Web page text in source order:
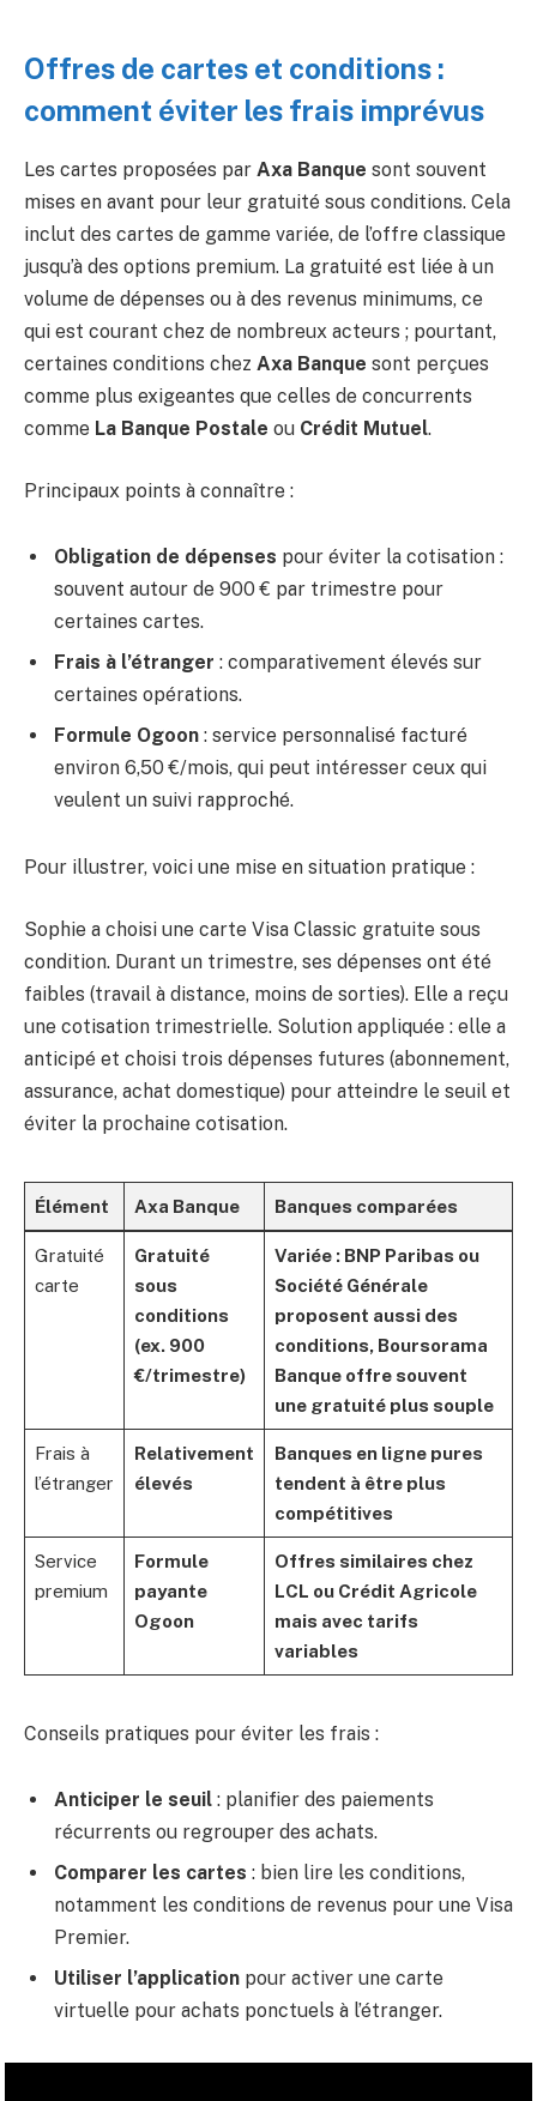
Offres de cartes et conditions :
comment éviter les frais imprévus
Les cartes proposées par Axa Banque sont souvent
mises en avant pour leur gratuité sous conditions. Cela
inclut des cartes de gamme variée, de l’offre classique
jusqu’à des options premium. La gratuité est liée à un
volume de dépenses ou à des revenus minimums, ce
qui est courant chez de nombreux acteurs ; pourtant,
certaines conditions chez Axa Banque sont perçues
comme plus exigeantes que celles de concurrents
comme La Banque Postale ou Crédit Mutuel.
Principaux points à connaître :
Obligation de dépenses pour éviter la cotisation :
souvent autour de 900 € par trimestre pour
certaines cartes.
Frais à l’étranger : comparativement élevés sur
certaines opérations.
Formule Ogoon : service personnalisé facturé
environ 6,50 €/mois, qui peut intéresser ceux qui
veulent un suivi rapproché.
Pour illustrer, voici une mise en situation pratique :
Sophie a choisi une carte Visa Classic gratuite sous
condition. Durant un trimestre, ses dépenses ont été
faibles (travail à distance, moins de sorties). Elle a reçu
une cotisation trimestrielle. Solution appliquée : elle a
anticipé et choisi trois dépenses futures (abonnement,
assurance, achat domestique) pour atteindre le seuil et
éviter la prochaine cotisation.
Élément Axa Banque Banques comparées
Gratuité
carte
Gratuité
sous
conditions
(ex. 900
€/trimestre)
Variée : BNP Paribas ou
Société Générale
proposent aussi des
conditions, Boursorama
Banque offre souvent
une gratuité plus souple
Frais à
l’étranger
Relativement
élevés
Banques en ligne pures
tendent à être plus
compétitives
Service
premium
Formule
payante
Ogoon
Offres similaires chez
LCL ou Crédit Agricole
mais avec tarifs
variables
Conseils pratiques pour éviter les frais :
Anticiper le seuil : planifier des paiements
récurrents ou regrouper des achats.
Comparer les cartes : bien lire les conditions,
notamment les conditions de revenus pour une Visa
Premier.
Utiliser l’application pour activer une carte
virtuelle pour achats ponctuels à l’étranger.